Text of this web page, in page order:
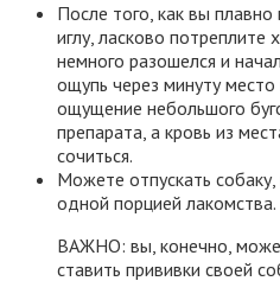
После того, как вы
иглу, ласково потреплите
немного разошелся и
ощупь через минуту
ощущение небольшого
препарата, а кровь из
сочиться.
Можете отпускать
одной порцией лакомства.
ВАЖНО: вы, конечно,
ставить прививки своей